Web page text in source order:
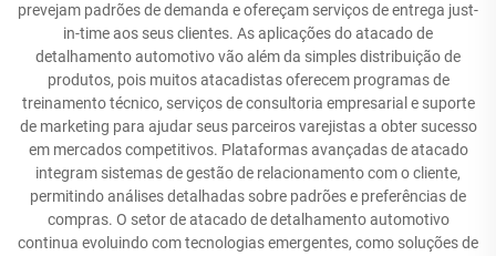
prevejam padrões de demanda e ofereçam serviços de entrega just-
in-time aos seus clientes. As aplicações do atacado de
detalhamento automotivo vão além da simples distribuição de
produtos, pois muitos atacadistas oferecem programas de
treinamento técnico, serviços de consultoria empresarial e suporte
de marketing para ajudar seus parceiros varejistas a obter sucesso
em mercados competitivos. Plataformas avançadas de atacado
integram sistemas de gestão de relacionamento com o cliente,
permitindo análises detalhadas sobre padrões e preferências de
compras. O setor de atacado de detalhamento automotivo
continua evoluindo com tecnologias emergentes, como soluções de